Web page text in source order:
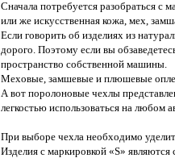
Сначала потребуется разобраться с
или же искусственная кожа, мех,
Если говорить об изделиях из
дорого. Поэтому если вы
пространство собственной машины.
Меховые, замшевые и плюшевые
А вот поролоновые чехлы
легкостью использоваться на любом
При выборе чехла необходимо
Изделия с маркировкой «S»